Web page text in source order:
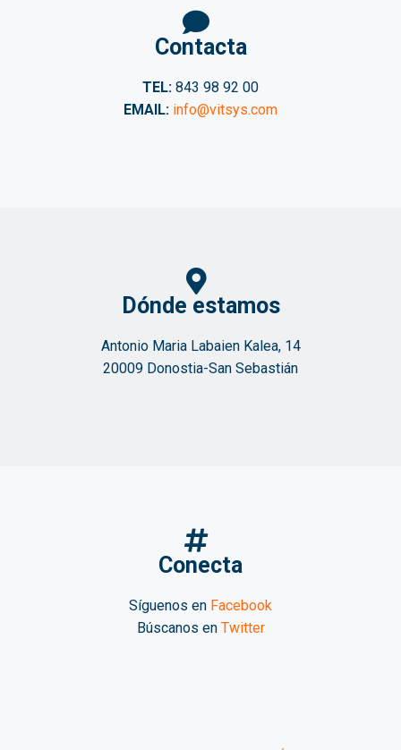
Contacta
TEL: 843 98 92 00
EMAIL: info@vitsys.com
Dónde estamos
Antonio Maria Labaien Kalea, 14
20009 Donostia-San Sebastián
Conecta
Síguenos en Facebook
Búscanos en Twitter